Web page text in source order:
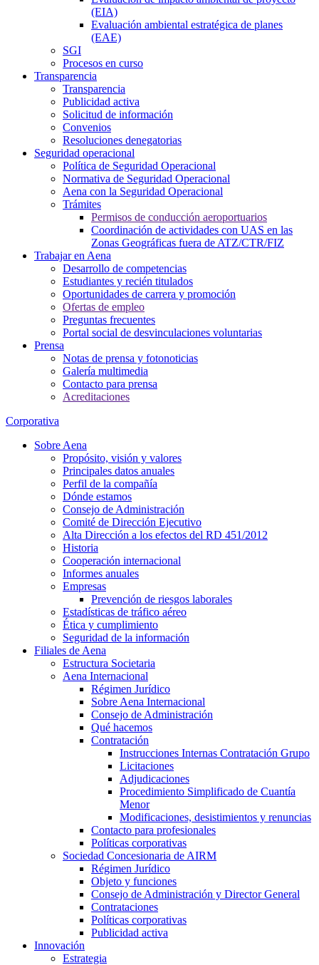
(EIA)
Evaluación ambiental estratégica de planes
(EAE)
SGI
Procesos en curso
Transparencia
Transparencia
Publicidad activa
Solicitud de información
Convenios
Resoluciones denegatorias
Seguridad operacional
Política de Seguridad Operacional
Normativa de Seguridad Operacional
Aena con la Seguridad Operacional
Trámites
Permisos de conducción aeroportuarios
Coordinación de actividades con UAS en las
Zonas Geográficas fuera de ATZ/CTR/FIZ
Trabajar en Aena
Desarrollo de competencias
Estudiantes y recién titulados
Oportunidades de carrera y promoción
Ofertas de empleo
Preguntas frecuentes
Portal social de desvinculaciones voluntarias
Prensa
Notas de prensa y fotonoticias
Galería multimedia
Contacto para prensa
Acreditaciones
Corporativa
Sobre Aena
Propósito, visión y valores
Principales datos anuales
Perfil de la compañía
Dónde estamos
Consejo de Administración
Comité de Dirección Ejecutivo
Alta Dirección a los efectos del RD 451/2012
Historia
Cooperación internacional
Informes anuales
Empresas
Prevención de riesgos laborales
Estadísticas de tráfico aéreo
Ética y cumplimiento
Seguridad de la información
Filiales de Aena
Estructura Societaria
Aena Internacional
Régimen Jurídico
Sobre Aena Internacional
Consejo de Administración
Qué hacemos
Contratación
Instrucciones Internas Contratación Grupo
Licitaciones
Adjudicaciones
Procedimiento Simplificado de Cuantía
Menor
Modificaciones, desistimientos y renuncias
Contacto para profesionales
Políticas corporativas
Sociedad Concesionaria de AIRM
Régimen Jurídico
Objeto y funciones
Consejo de Administración y Director General
Contrataciones
Políticas corporativas
Publicidad activa
Innovación
Estrategia